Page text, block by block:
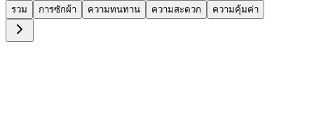
รวม การซักผ้า ความทนทาน ความสะดวก ความคุ้มค่า